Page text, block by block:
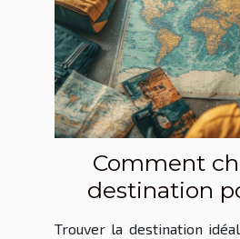
Comment
destination
aventure
Trouver la destination